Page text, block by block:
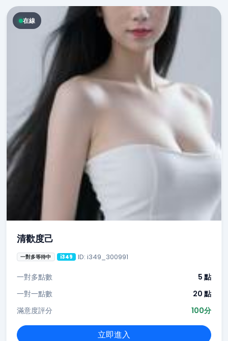
在線
清歡度己
一對多等待中 i349 ID: i349_300991
一對多點數
5 點
一對一點數
20 點
滿意度評分
100分
立即進入